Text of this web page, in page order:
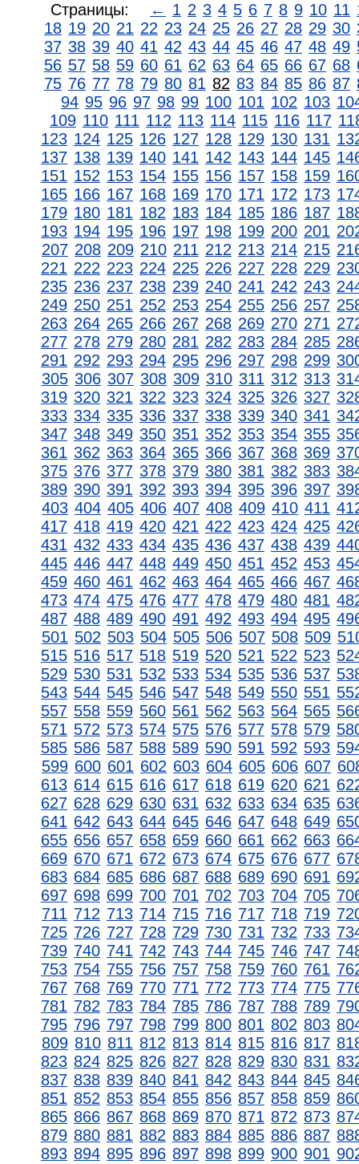
Страницы: ← 1 2 3 4 5 6 7 8 9 10 11
18 19 20 21 22 23 24 25 26 27 28 29 30
37 38 39 40 41 42 43 44 45 46 47 48 49
56 57 58 59 60 61 62 63 64 65 66 67 68
75 76 77 78 79 80 81 82 83 84 85 86 87
94 95 96 97 98 99 100 101 102 103
109 110 111 112 113 114 115 116 117
123 124 125 126 127 128 129 130 131
137 138 139 140 141 142 143 144 145
151 152 153 154 155 156 157 158 159
165 166 167 168 169 170 171 172 173
179 180 181 182 183 184 185 186 187
193 194 195 196 197 198 199 200 201
207 208 209 210 211 212 213 214 215
221 222 223 224 225 226 227 228 229
235 236 237 238 239 240 241 242 243
249 250 251 252 253 254 255 256 257
263 264 265 266 267 268 269 270 271
277 278 279 280 281 282 283 284 285
291 292 293 294 295 296 297 298 299
305 306 307 308 309 310 311 312 313
319 320 321 322 323 324 325 326 327
333 334 335 336 337 338 339 340 341
347 348 349 350 351 352 353 354 355
361 362 363 364 365 366 367 368 369
375 376 377 378 379 380 381 382 383
389 390 391 392 393 394 395 396 397
403 404 405 406 407 408 409 410 411
417 418 419 420 421 422 423 424 425
431 432 433 434 435 436 437 438 439
445 446 447 448 449 450 451 452 453
459 460 461 462 463 464 465 466 467
473 474 475 476 477 478 479 480 481
487 488 489 490 491 492 493 494 495
501 502 503 504 505 506 507 508 509
515 516 517 518 519 520 521 522 523
529 530 531 532 533 534 535 536 537
543 544 545 546 547 548 549 550 551
557 558 559 560 561 562 563 564 565
571 572 573 574 575 576 577 578 579
585 586 587 588 589 590 591 592 593
599 600 601 602 603 604 605 606 607
613 614 615 616 617 618 619 620 621
627 628 629 630 631 632 633 634 635
641 642 643 644 645 646 647 648 649
655 656 657 658 659 660 661 662 663
669 670 671 672 673 674 675 676 677
683 684 685 686 687 688 689 690 691
697 698 699 700 701 702 703 704 705
711 712 713 714 715 716 717 718 719
725 726 727 728 729 730 731 732 733
739 740 741 742 743 744 745 746 747
753 754 755 756 757 758 759 760 761
767 768 769 770 771 772 773 774 775
781 782 783 784 785 786 787 788 789
795 796 797 798 799 800 801 802 803
809 810 811 812 813 814 815 816 817
823 824 825 826 827 828 829 830 831
837 838 839 840 841 842 843 844 845
851 852 853 854 855 856 857 858 859
865 866 867 868 869 870 871 872 873
879 880 881 882 883 884 885 886 887
893 894 895 896 897 898 899 900 901